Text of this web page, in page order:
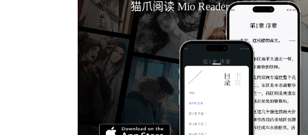
猫爪阅读 Mio Reader